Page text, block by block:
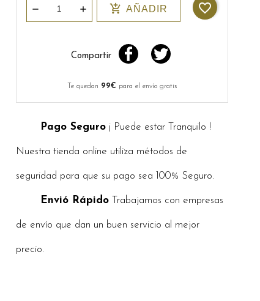
add_shopping_cart AÑADIR favorite_border
Compartir
Te quedan 99€ para el envío gratis
Pago Seguro ¡ Puede estar Tranquilo !
Nuestra tienda online utiliza métodos de
seguridad para que su pago sea 100% Seguro.
Envió Rápido Trabajamos con empresas
de envío que dan un buen servicio al mejor
precio.